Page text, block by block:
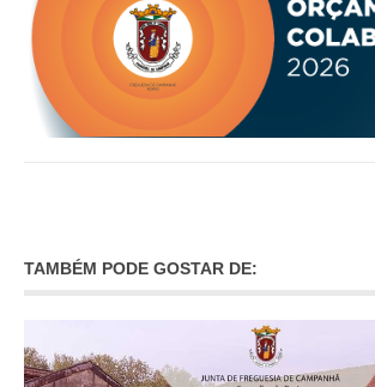
RECRUTAMENTO PESSOAL
CÓDIGO DE CONDUTA
ORÇAMENTO COLABORATIVO
FUNDO DE APOIO AO ASSOCIATIVISMO
GERAIS
CANÍDEOS
CEMITÉRIO
TAMBÉM PODE GOSTAR DE: